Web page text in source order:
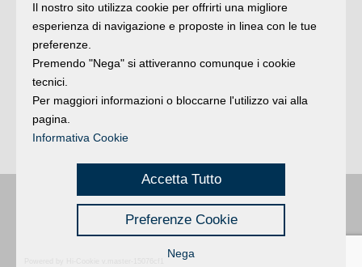
Un’area territoriale che ci ha visto maggioritari
e che, escludendo Rimini, comprende tutta la
costa rivierasca, e, considerando anche
Corianoe buona parte dellaValconca,
praticamente l’intera zona sud della Provincia.
Non dimentico inoltre i risultati in alcuni
quartieri di Rimini città (
Giuliano)“.
Buongiorno:Riminié una testata registrata presso il Tribunale di Rimini
registrazione n. 2 /28/02/2012| © 2024 buongiornoRimini
Privacy | Credits
Il nostro sito utilizza cookie per offrirti una migliore
esperienza di navigazione e proposte in linea con le tue
preferenze.
Premendo "Nega" si attiveranno comunque i cookie
tecnici.
Per maggiori informazioni o bloccarne l'utilizzo vai alla
pagina.
Informativa Cookie
Accetta Tutto
Preferenze Cookie
Nega